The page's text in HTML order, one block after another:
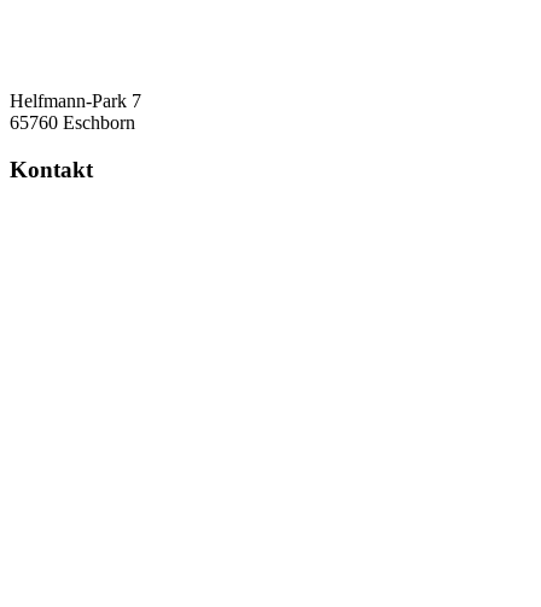
Helfmann-Park 7
65760 Eschborn
Kontakt